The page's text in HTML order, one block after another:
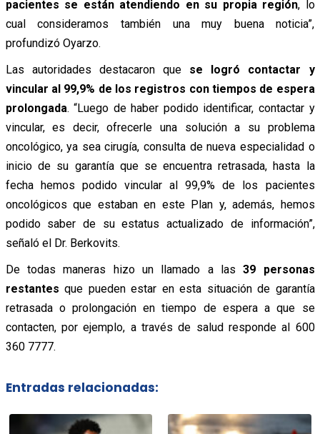
pacientes se están atendiendo en su propia región, lo
cual consideramos también una muy buena noticia”,
profundizó Oyarzo.
Las autoridades destacaron que se logró contactar y
vincular al 99,9% de los registros con tiempos de espera
prolongada. “Luego de haber podido identificar, contactar y
vincular, es decir, ofrecerle una solución a su problema
oncológico, ya sea cirugía, consulta de nueva especialidad o
inicio de su garantía que se encuentra retrasada, hasta la
fecha hemos podido vincular al 99,9% de los pacientes
oncológicos que estaban en este Plan y, además, hemos
podido saber de su estatus actualizado de información”,
señaló el Dr. Berkovits.
De todas maneras hizo un llamado a las 39 personas
restantes que pueden estar en esta situación de garantía
retrasada o prolongación en tiempo de espera a que se
contacten, por ejemplo, a través de salud responde al 600
360 7777.
Entradas relacionadas: